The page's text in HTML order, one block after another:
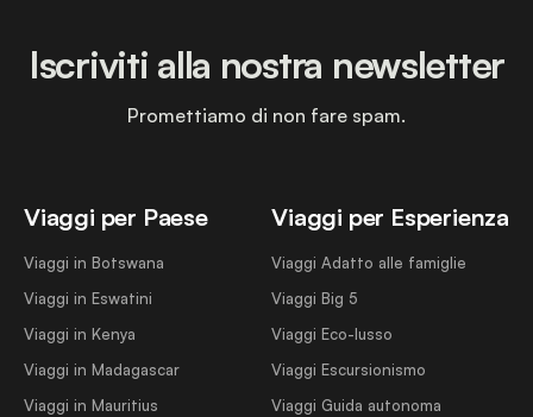
Viaggi per Paese
Viaggi in Botswana
Viaggi in Eswatini
Viaggi in Kenya
Viaggi in Madagascar
Viaggi in Mauritius
Viaggi per Esperienza
Viaggi Adatto alle famiglie
Viaggi Big 5
Viaggi Eco-lusso
Viaggi Escursionismo
Viaggi Guida autonoma
Iscriviti alla nostra newsletter
Promettiamo di non fare spam.